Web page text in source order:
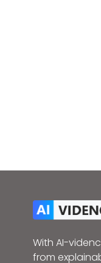
With AI-
from